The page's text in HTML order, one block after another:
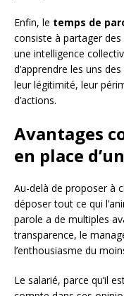
Enfin, le temps de
consiste à partager
une intelligence
d’apprendre les uns
leur légitimité, leur
d’actions.
Avantages
en place
Au-delà de proposer à
déposer tout ce qui
parole a de multiples
transparence, le
l’enthousiasme du
Le salarié, parce qu’il